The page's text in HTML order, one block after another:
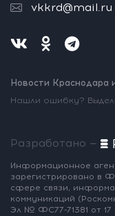
vkkrd@mail.ru
Новости Краснодара
Нашли ошибку?
Разработано —
Информационное
зарегистрировано в
сфере связи,
коммуникаций
Эл № ФС77-71381 от